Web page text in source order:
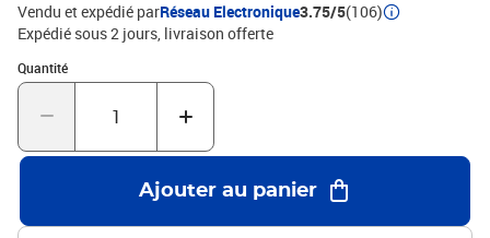
lit classique vous permet de vous reposer confortablement lorsque
vous lisez ou regardez un film. Remarque :La livraison comprend
uniquement un cadre de lit. Le matelas n'est pas inclus. Vous
pouvez consulter notre boutique pour trouver les matelas
assortis.Ce cadre de lit convient à un matelas mesurant 200 x 200
massifMatériau des lattes : contreplaquéDimensions totales :
205,5 x 205,5 x 100 cm (L x l x H)Dimensions de la tête de lit : 205,5
x 4 x 100 cm (l x P x H)Dimensions du matelas correspondant : 200
x 200 cm (l x L) (matelas non inclus)L'assemblage est requisLa
Vendu et expédié parRéseau Electronique3.75/5(106)
Expédié sous 2 jours livraison offerte
Quantité
Quantité : 1
Ajouter au panier